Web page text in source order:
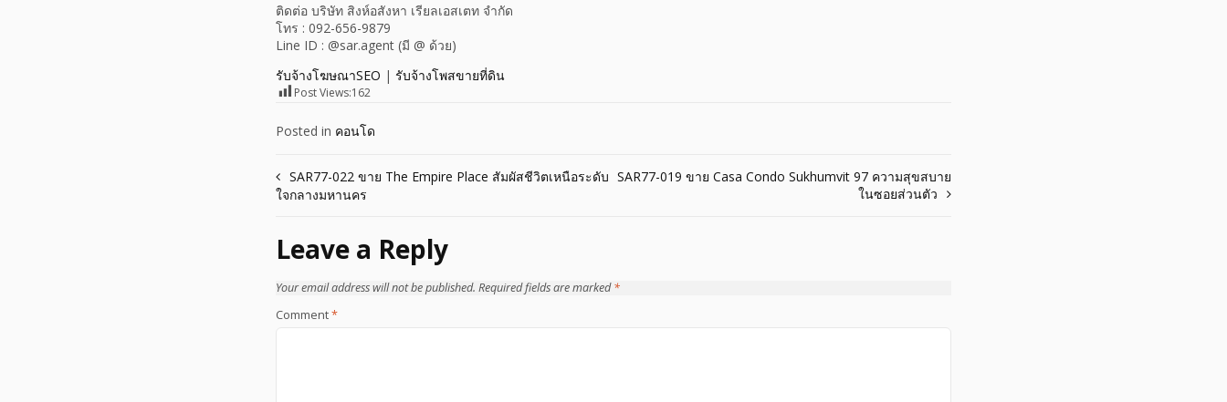
ติดต่อ บริษัท สิงห์อสังหา เรียลเอสเตท จำกัด
โทร : 092-656-9879
Line ID : @sar.agent (มี @ ด้วย)
รับจ้างโฆษณาSEO | รับจ้างโพสขายที่ดิน
Post Views:162
Posted in คอนโด
Post
SAR77-022 ขาย The Empire Place สัมผัสชีวิตเหนือระดับ
ใจกลางมหานคร
SAR77-019 ขาย Casa Condo Sukhumvit 97 ความสุขสบาย
ในซอยส่วนตัว
Leave a Reply
Your email address will not be published. Required fields are marked*
Comment*